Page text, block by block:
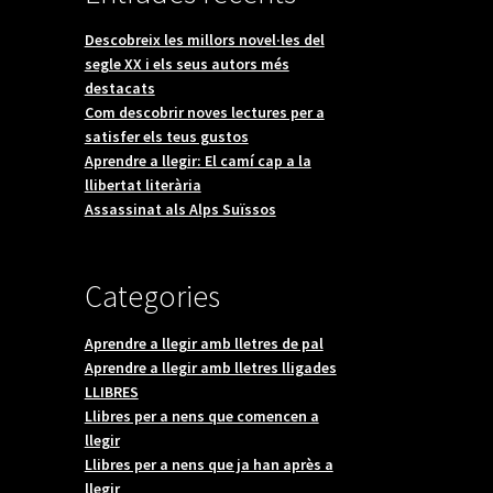
Descobreix les millors novel·les del
segle XX i els seus autors més
destacats
Com descobrir noves lectures per a
satisfer els teus gustos
Aprendre a llegir: El camí cap a la
llibertat literària
Assassinat als Alps Suïssos
Categories
Aprendre a llegir amb lletres de pal
Aprendre a llegir amb lletres lligades
LLIBRES
Llibres per a nens que comencen a
llegir
Llibres per a nens que ja han après a
llegir